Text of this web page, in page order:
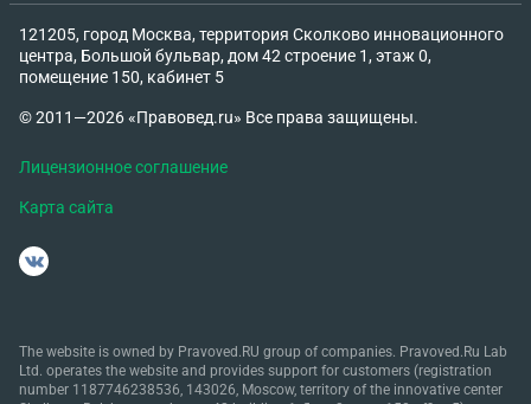
121205, город Москва, территория Сколково инновационного
центра, Большой бульвар, дом 42 строение 1, этаж 0,
помещение 150, кабинет 5
© 2011—2026 «Правовед.ru» Все права защищены.
Лицензионное соглашение
Карта сайта
The website is owned by Pravoved.RU group of companies. Pravoved.Ru Lab
Ltd. operates the website and provides support for customers (registration
number 1187746238536, 143026, Moscow, territory of the innovative center